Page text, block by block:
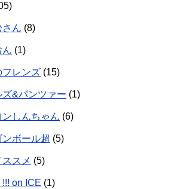
さん (8)
ん (1)
フレンズ (15)
ズ&パンツァー (1)
ンしんちゃん (6)
ンボール超 (5)
スメ (5)
on ICE (1)